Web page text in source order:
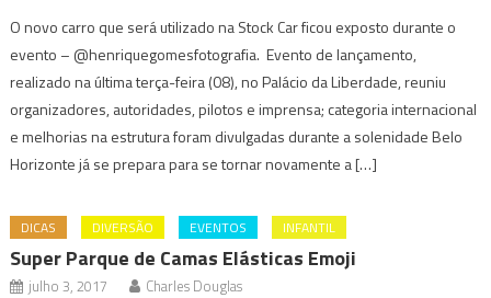
O novo carro que será utilizado na Stock Car ficou exposto durante o
evento – @henriquegomesfotografia. Evento de lançamento,
realizado na última terça-feira (08), no Palácio da Liberdade, reuniu
organizadores, autoridades, pilotos e imprensa; categoria internacional
e melhorias na estrutura foram divulgadas durante a solenidade Belo
Horizonte já se prepara para se tornar novamente a […]
DICAS DIVERSÃO EVENTOS INFANTIL
Super Parque de Camas Elásticas Emoji
julho 3, 2017 Charles Douglas